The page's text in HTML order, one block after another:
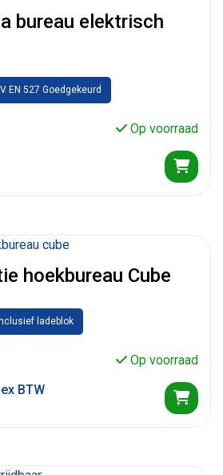
bureau elektrisch
EN 527 Goedgekeurd
Op voorraad
hoekbureau Cube
ladeblok
Op voorraad
ex BTW